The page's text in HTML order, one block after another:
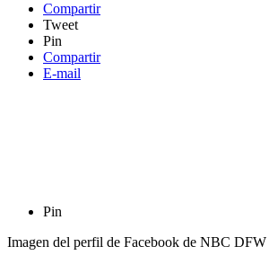
Compartir
Tweet
Pin
Compartir
E-mail
Pin
Imagen del perfil de Facebook de NBC DFW